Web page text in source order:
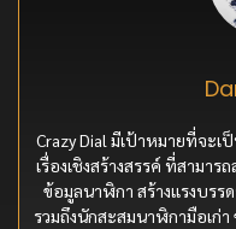
Crazy Dial มีเป้าหมายที่จะเ
เรื่องเชิงสร้างสรรค์ ที่สามาร
ข้อมูลนาฬิกา สร้างแรงบร
รวมถึงนักสะสมนาฬิกามือเก่